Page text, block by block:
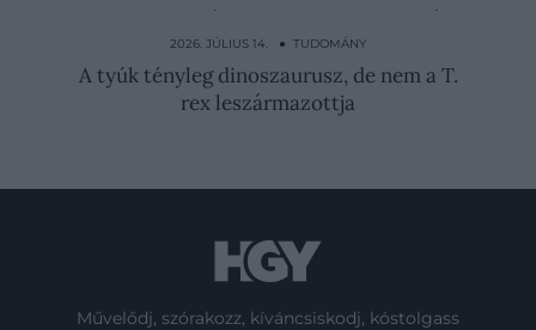
Kötéllel a nyakában őrizte meg a mocsár a
2400 éves…
2026. JÚLIUS 14. ● TUDOMÁNY
A tyúk tényleg dinoszaurusz, de nem a T.
rex leszármazottja
Művelődj, szórakozz, kíváncsiskodj, kóstolgass